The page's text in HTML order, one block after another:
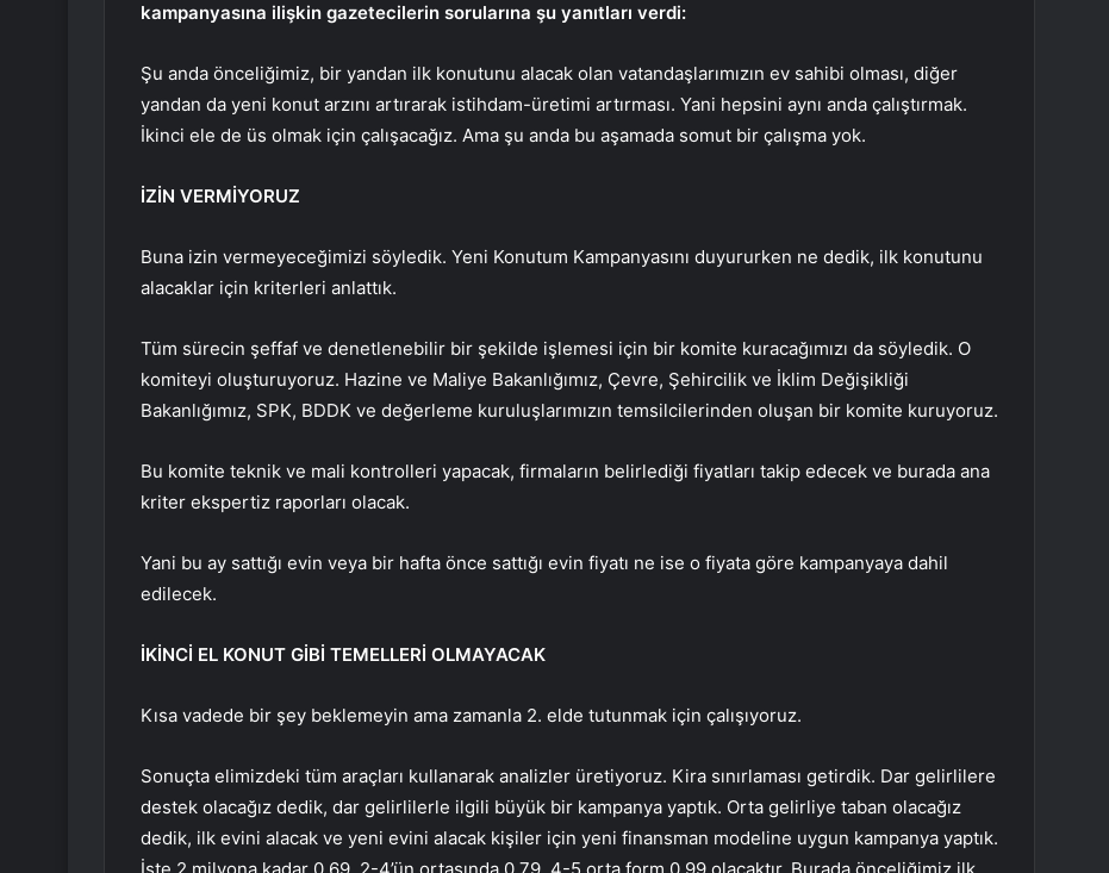
kampanyasına ilişkin gazetecilerin sorularına şu yanıtları verdi:
Şu anda önceliğimiz, bir yandan ilk konutunu alacak olan vatandaşlarımızın ev sahibi olması, diğer
yandan da yeni konut arzını artırarak istihdam-üretimi artırması. Yani hepsini aynı anda çalıştırmak.
İkinci ele de üs olmak için çalışacağız. Ama şu anda bu aşamada somut bir çalışma yok.
İZİN VERMİYORUZ
Buna izin vermeyeceğimizi söyledik. Yeni Konutum Kampanyasını duyururken ne dedik, ilk konutunu
alacaklar için kriterleri anlattık.
Tüm sürecin şeffaf ve denetlenebilir bir şekilde işlemesi için bir komite kuracağımızı da söyledik. O
komiteyi oluşturuyoruz. Hazine ve Maliye Bakanlığımız, Çevre, Şehircilik ve İklim Değişikliği
Bakanlığımız, SPK, BDDK ve değerleme kuruluşlarımızın temsilcilerinden oluşan bir komite kuruyoruz.
Bu komite teknik ve mali kontrolleri yapacak, firmaların belirlediği fiyatları takip edecek ve burada ana
kriter ekspertiz raporları olacak.
Yani bu ay sattığı evin veya bir hafta önce sattığı evin fiyatı ne ise o fiyata göre kampanyaya dahil
edilecek.
İKİNCİ EL KONUT GİBİ TEMELLERİ OLMAYACAK
Kısa vadede bir şey beklemeyin ama zamanla 2. elde tutunmak için çalışıyoruz.
Sonuçta elimizdeki tüm araçları kullanarak analizler üretiyoruz. Kira sınırlaması getirdik. Dar gelirlilere
destek olacağız dedik, dar gelirlilerle ilgili büyük bir kampanya yaptık. Orta gelirliye taban olacağız
dedik, ilk evini alacak ve yeni evini alacak kişiler için yeni finansman modeline uygun kampanya yaptık.